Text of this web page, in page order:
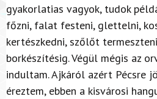
gyakorlatias vagyok, tudok
főzni, falat festeni, glettelni,
kertészkedni, szőlőt
borkészítésig. Végül mégis az
indultam. Ajkáról azért Pécsre
éreztem, ebben a kisvárosi